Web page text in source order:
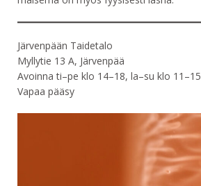
Järvenpään Taidetalo
Myllytie 13 A, Järvenpää
Avoinna ti–pe klo 14–18, la–su klo 11–15
Vapaa pääsy